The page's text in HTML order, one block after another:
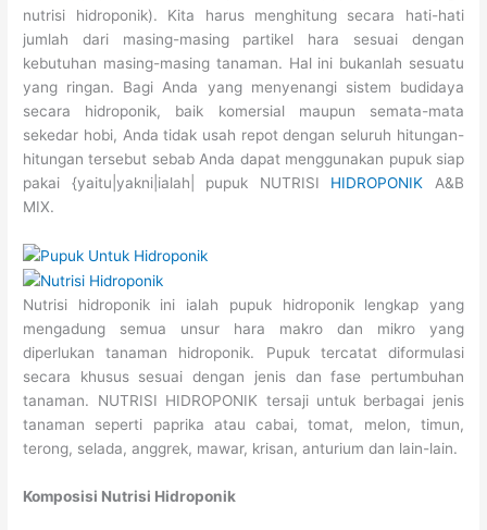
nutrisi hidroponik). Kita harus menghitung secara hati-hati
jumlah dari masing-masing partikel hara sesuai dengan
kebutuhan masing-masing tanaman. Hal ini bukanlah sesuatu
yang ringan. Bagi Anda yang menyenangi sistem budidaya
secara hidroponik, baik komersial maupun semata-mata
sekedar hobi, Anda tidak usah repot dengan seluruh hitungan-
hitungan tersebut sebab Anda dapat menggunakan pupuk siap
pakai {yaitu|yakni|ialah| pupuk NUTRISI HIDROPONIK A&B
MIX.
Nutrisi hidroponik ini ialah pupuk hidroponik lengkap yang
mengadung semua unsur hara makro dan mikro yang
diperlukan tanaman hidroponik. Pupuk tercatat diformulasi
secara khusus sesuai dengan jenis dan fase pertumbuhan
tanaman. NUTRISI HIDROPONIK tersaji untuk berbagai jenis
tanaman seperti paprika atau cabai, tomat, melon, timun,
terong, selada, anggrek, mawar, krisan, anturium dan lain-lain.
Komposisi Nutrisi Hidroponik